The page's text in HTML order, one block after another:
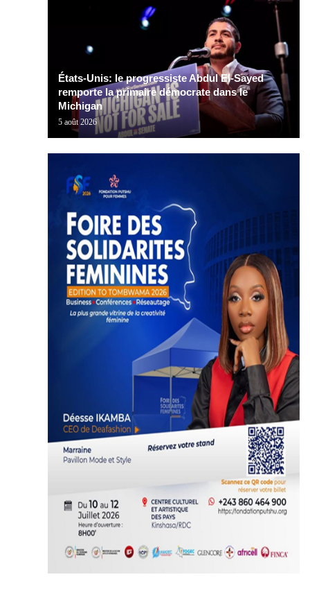
États-Unis: le progressiste Abdul El-Sayed
remporte la primaire démocrate dans le
Michigan
5 août 2026